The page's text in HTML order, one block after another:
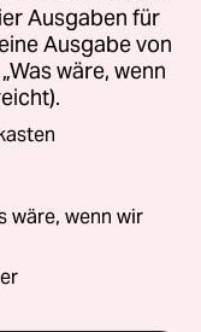
Ausgaben für
Ausgabe von
wäre, wenn
wäre, wenn wir